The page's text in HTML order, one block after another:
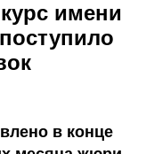
имени
в конце